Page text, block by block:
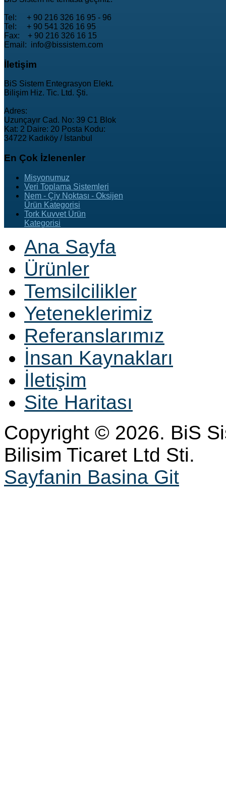
Tel: + 90 216 326 16 95 - 96
Tel: + 90 541 326 16 95
Fax: + 90 216 326 16 15
Email: info@bissistem.com
İletişim
BiS Sistem Entegrasyon Elekt.
Bilişim Hiz. Tic. Ltd. Şti.
Adres:
Uzunçayır Cad. No: 39 C1 Blok
Kat: 2 Daire: 20 Posta Kodu:
34722 Kadıköy / İstanbul
En Çok İzlenenler
Misyonumuz
Veri Toplama Sistemleri
Nem - Çiy Noktası - Oksijen
Ürün Kategorisi
Tork Kuvvet Ürün
Kategorisi
Ana Sayfa
Ürünler
Temsilcilikler
Yeteneklerimiz
Referanslarımız
İnsan Kaynakları
İletişim
Site Haritası
Copyright © 2026. BiS
Bilisim Ticaret Ltd Sti.
Sayfanin Basina Git